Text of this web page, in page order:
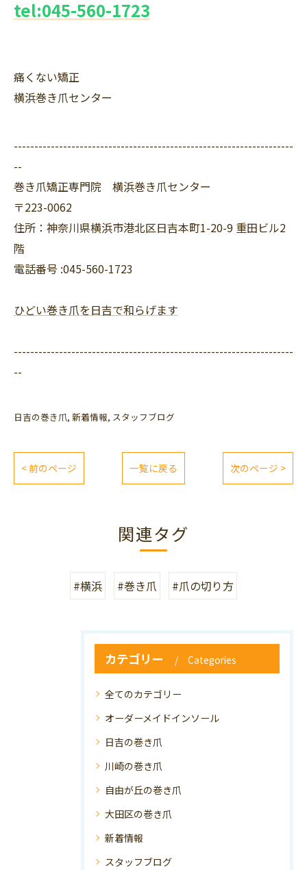
tel:045-560-1723
痛くない矯正
横浜巻き爪センター
--------------------------------------------------------------------
--
巻き爪矯正専門院 横浜巻き爪センター
〒223-0062
住所：神奈川県横浜市港北区日吉本町1-20-9 重田ビル2
階
電話番号 :045-560-1723
ひどい巻き爪を日吉で和らげます
--------------------------------------------------------------------
--
日吉の巻き爪 新着情報 スタッフブログ
< 前のページ 一覧に戻る 次のページ >
関連タグ
#横浜 #巻き爪 #爪の切り方
カテゴリー Categories
全てのカテゴリー
オーダーメイドインソール
日吉の巻き爪
川崎の巻き爪
自由が丘の巻き爪
大田区の巻き爪
新着情報
スタッフブログ